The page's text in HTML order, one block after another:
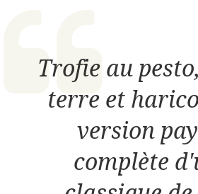
Trofie au
terre et
version
complète